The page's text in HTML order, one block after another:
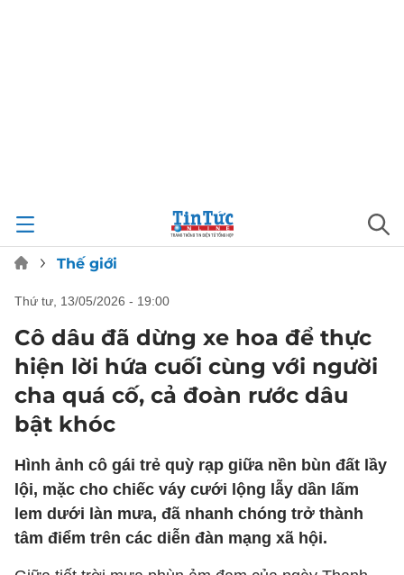
Thế giới
thứ tư, 13/05/2026 - 19:00
Cô dâu đã dừng xe hoa để thực
hiện lời hứa cuối cùng với người
cha quá cố, cả đoàn rước dâu
bật khóc
Hình ảnh cô gái trẻ quỳ rạp giữa nền bùn đất lầy
lội, mặc cho chiếc váy cưới lộng lẫy dần lấm
lem dưới làn mưa, đã nhanh chóng trở thành
tâm điểm trên các diễn đàn mạng xã hội.